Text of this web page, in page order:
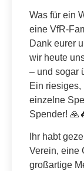
Was für ein
eine VfR-
Dank eurer
wir heute
– und sogar
Ein
einzelne
Spender!
Ihr habt
Verein, eine
großartige